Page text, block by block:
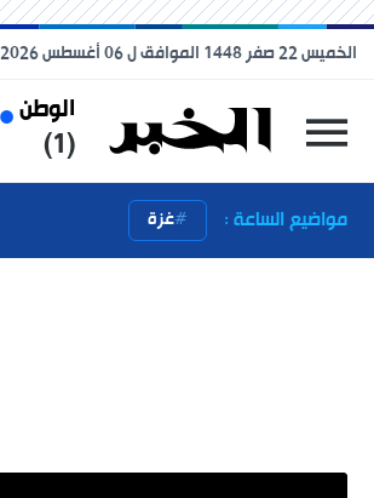
الوطن
(1)
الخميس 22 صفر 1448 الموافق ل 06 أغسطس 2026
مواضيع الساعة : غزة